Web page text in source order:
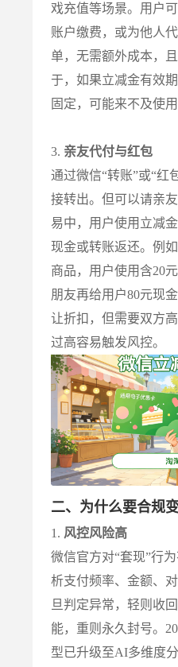
戏充值等场景。用户
账户缴费，或为他人
单，无需额外成本，
于，如果立减金有效
固定，可能来不及使用
3. 亲友代付与红包
通过微信“转账”或“红
接转出。但可以请亲
易中，用户使用立减
现金或转账返还。例
商品，用户使用含20
朋友再给用户80元现
让折扣，但需要双方
过高容易触发风控。
二、为什么要合规
1. 风控风险高
微信官方对“套现”行
析支付频率、金额、
旦判定异常，轻则收
能，重则永久封号。
型已升级至AI多维度